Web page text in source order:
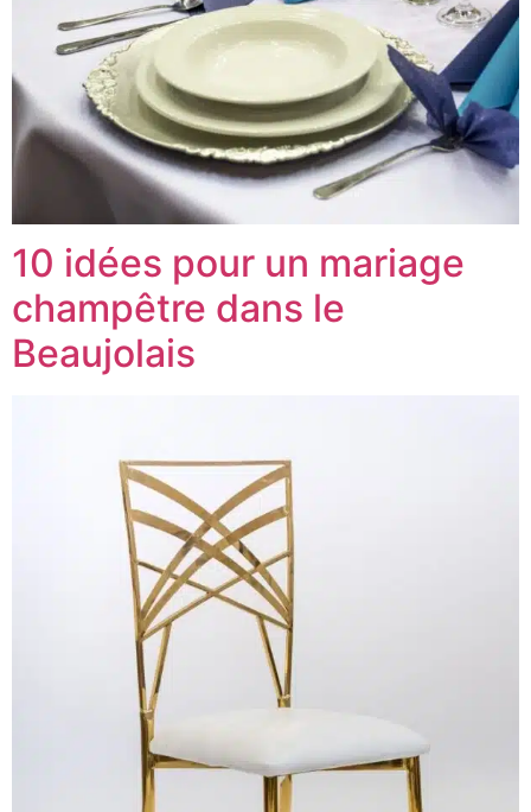
10 idées pour un mariage
champêtre dans le
Beaujolais